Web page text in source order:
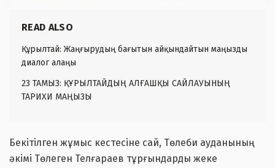
READ ALSO
Құрылтай: Жаңғырудың бағытын айқындайтын маңызды
диалог алаңы
23 ТАМЫЗ: ҚҰРЫЛТАЙДЫҢ АЛҒАШҚЫ САЙЛАУЫНЫҢ
ТАРИХИ МАҢЫЗЫ
Бекітілген жұмыс кестесіне сай, Төлеби ауданының
әкімі Төлеген Телғараев тұрғындарды жеке